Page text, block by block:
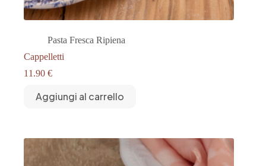
Pasta Fresca Ripiena
Cappelletti
11.90 €
Aggiungi al carrello